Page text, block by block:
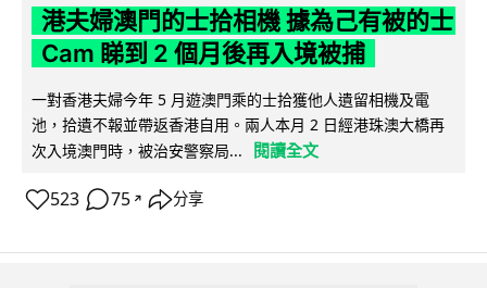
港夫婦澳門的士拾相機 據為己有被的士
Cam 睇到 2 個月後再入境被捕
一對香港夫婦今年 5 月遊澳門乘的士拾獲他人遺留相機及電
池，拾遺不報並帶返香港自用。兩人本月 2 日經港珠澳大橋再
次入境澳門時，被治安警察局...
閱讀全文
523 75 ↗ 分享